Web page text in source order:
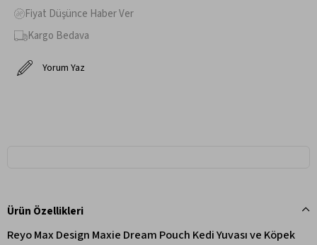
Fiyat Düşünce Haber Ver
Kargo Bedava
Yorum Yaz
Ürün Özellikleri
Reyo Max Design Maxie Dream Pouch Kedi Yuvası ve Köpek